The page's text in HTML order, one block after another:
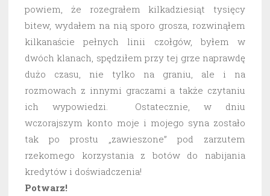
powiem, że rozegrałem kilkadziesiąt tysięcy
bitew, wydałem na nią sporo grosza, rozwinąłem
kilkanaście pełnych linii czołgów, byłem w
dwóch klanach, spędziłem przy tej grze naprawdę
dużo czasu, nie tylko na graniu, ale i na
rozmowach z innymi graczami a także czytaniu
ich wypowiedzi. Ostatecznie, w dniu
wczorajszym konto moje i mojego syna zostało
tak po prostu „zawieszone” pod zarzutem
rzekomego korzystania z botów do nabijania
kredytów i doświadczenia!
Potwarz!